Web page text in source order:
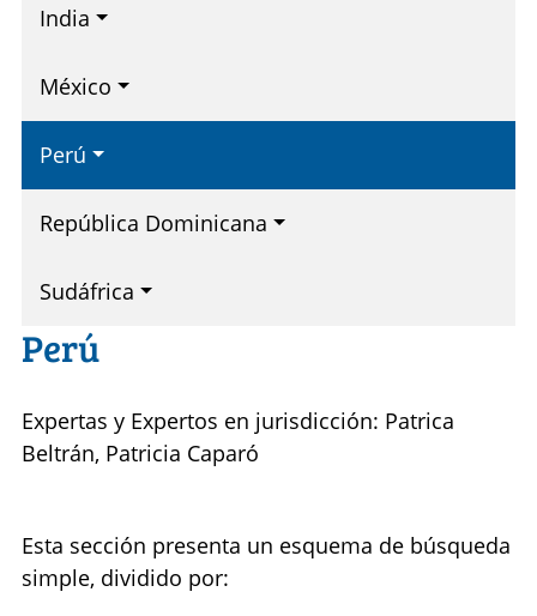
Perú
Expertas y Expertos en jurisdicción: Patrica
Beltrán, Patricia Caparó
Esta sección presenta un esquema de búsqueda
simple, dividido por:
India
México
Perú
República Dominicana
Sudáfrica